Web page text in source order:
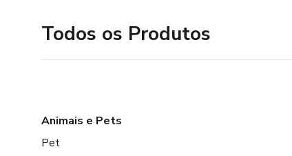
Todos os Produtos
Animais e Pets
Pet